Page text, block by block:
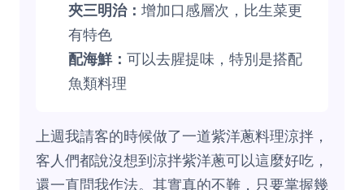
夾三明治： 增加口感層次，比生菜更
有特色
配海鮮： 可以去腥提味，特別是搭配
魚類料理
上週我請客的時候做了一道紫洋蔥料理涼拌，
客人們都說沒想到涼拌紫洋蔥可以這麼好吃，
還一直問我作法。其實真的不難，只要掌握幾